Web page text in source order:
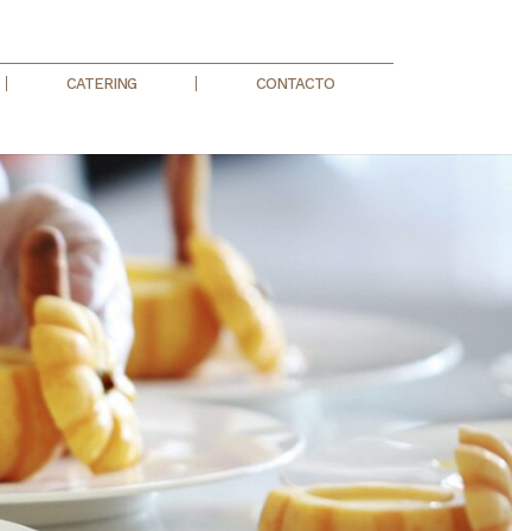
CATERING CONTACTO